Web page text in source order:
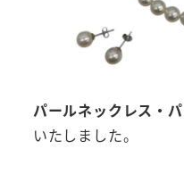
パールネックレス・
いたしました。